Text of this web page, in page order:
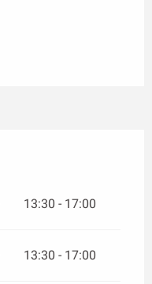
13:30 - 17:00
13:30 - 17:00